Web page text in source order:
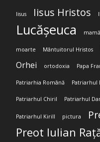
Iisus Iisus Hristos
Lucășeuca mamă
moarte Mântuitorul Hristos
Orhei ortodoxia Papa
Patriarhia Română Patriarhul
Patriarhul Chiril Patriarhul
Patriarhul Kirill pictura
Preot Iulian